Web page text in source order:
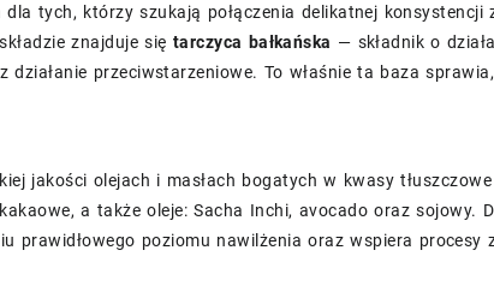
tych, którzy szukają połączenia delikatnej konsystencji
znajduje się tarczyca bałkańska — składnik o
działanie przeciwstarzeniowe. To właśnie ta baza
jakości olejach i masłach bogatych w kwasy
a także oleje: Sacha Inchi, avocado oraz sojowy.
prawidłowego poziomu nawilżenia oraz wspiera procesy